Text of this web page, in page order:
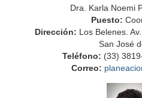
Dra. Karla Noemi
Puesto:
Dirección: Los Belenes.
San José
Teléfono: (33)
Correo: